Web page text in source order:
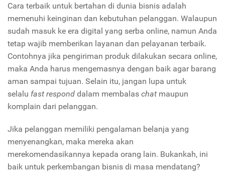
Cara terbaik untuk bertahan di dunia bisnis adalah
memenuhi keinginan dan kebutuhan pelanggan. Walaupun
sudah masuk ke era digital yang serba online, namun Anda
tetap wajib memberikan layanan dan pelayanan terbaik.
Contohnya jika pengiriman produk dilakukan secara online,
maka Anda harus mengemasnya dengan baik agar barang
aman sampai tujuan. Selain itu, jangan lupa untuk
selalu fast respond dalam membalas chat maupun
komplain dari pelanggan.
Jika pelanggan memiliki pengalaman belanja yang
menyenangkan, maka mereka akan
merekomendasikannya kepada orang lain. Bukankah, ini
baik untuk perkembangan bisnis di masa mendatang?